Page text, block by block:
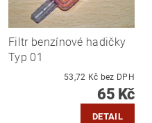
Filtr benzínové hadičky
Typ 01
53,72 Kč bez DPH
65 Kč
DETAIL